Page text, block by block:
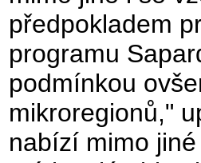
předpokladem
programu
podmínkou
mikroregionů,"
nabízí mimo